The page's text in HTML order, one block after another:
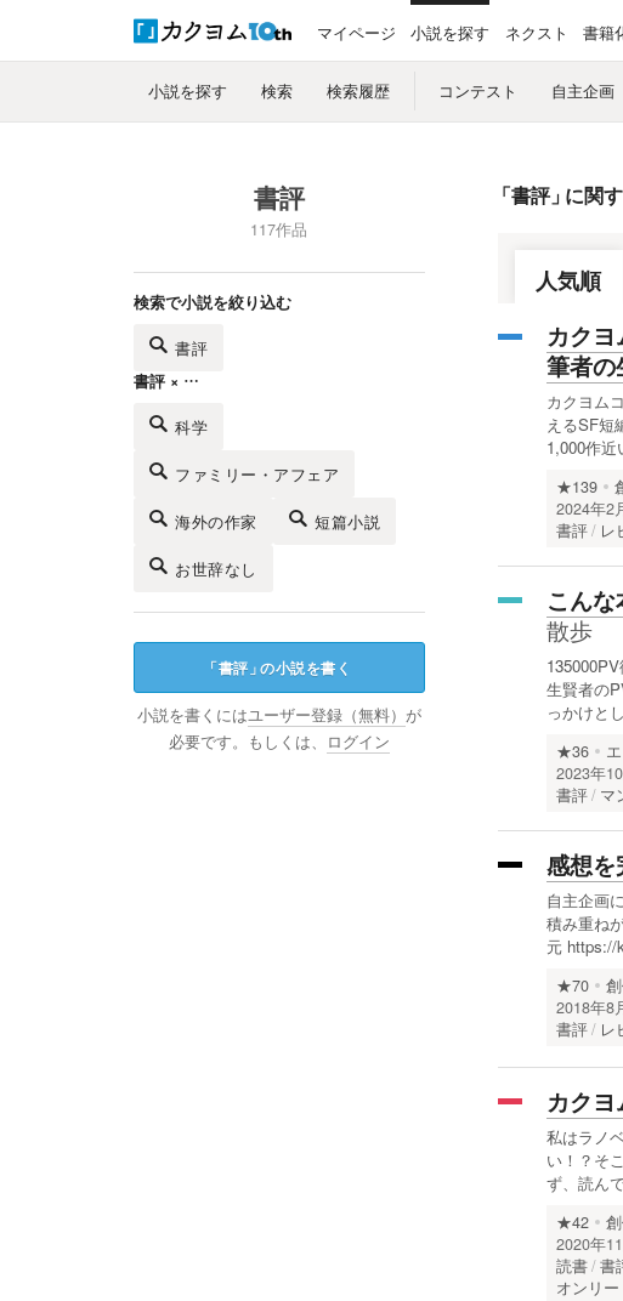
マイページ 小説を探す ネクスト 書籍
小説を探す 検索 検索履歴 コンテスト 自主企画
書評
117作品
検索で小説を絞り込む
書評
書評 × …
科学
ファミリー・アフェア
海外の作家 短篇小説
お世辞なし
「書評 」の小説を書く
小説を書くにはユーザー登録（無料） が
必要です。もしくは、
ログイン
「書評 」に関
人気順
カク
筆者の
カクヨム
えるSF短
1,000作
★139
2024年2
書評
レ
こんな
散歩
生賢者の
っかけと
★36
2023年
書評
マ
感想を
自主企画
積み重ね
元
★70
2018年8
書評
レ
カク
私はラノ
い！？そ
ず、読ん
★42
2020年
読書 書
オンリー